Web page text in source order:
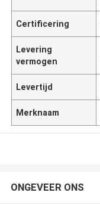
Certificering
Levering
vermogen
Levertijd
Merknaam
ONGEVEER ONS